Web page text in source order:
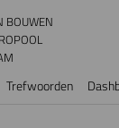
BOUWEN
Trefwoorden